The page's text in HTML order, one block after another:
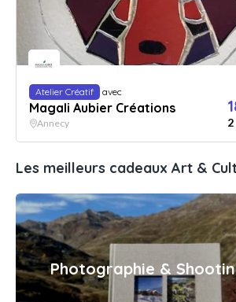
Atelier Créatif avec
Magali Aubier Créations
Annecy 2
Les meilleurs cadeaux Art &
Photographie &